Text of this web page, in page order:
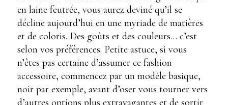
en laine feutrée, vous aurez deviné qu’il se
décline aujourd’hui en une myriade de matières
et de coloris. Des goûts et des couleurs… c’est
selon vos préférences. Petite astuce, si vous
n’êtes pas certaine d’assumer ce fashion
accessoire, commencez par un modèle basique,
noir par exemple, avant d’oser vous tourner vers
d’autres options plus extravagantes et de sortir